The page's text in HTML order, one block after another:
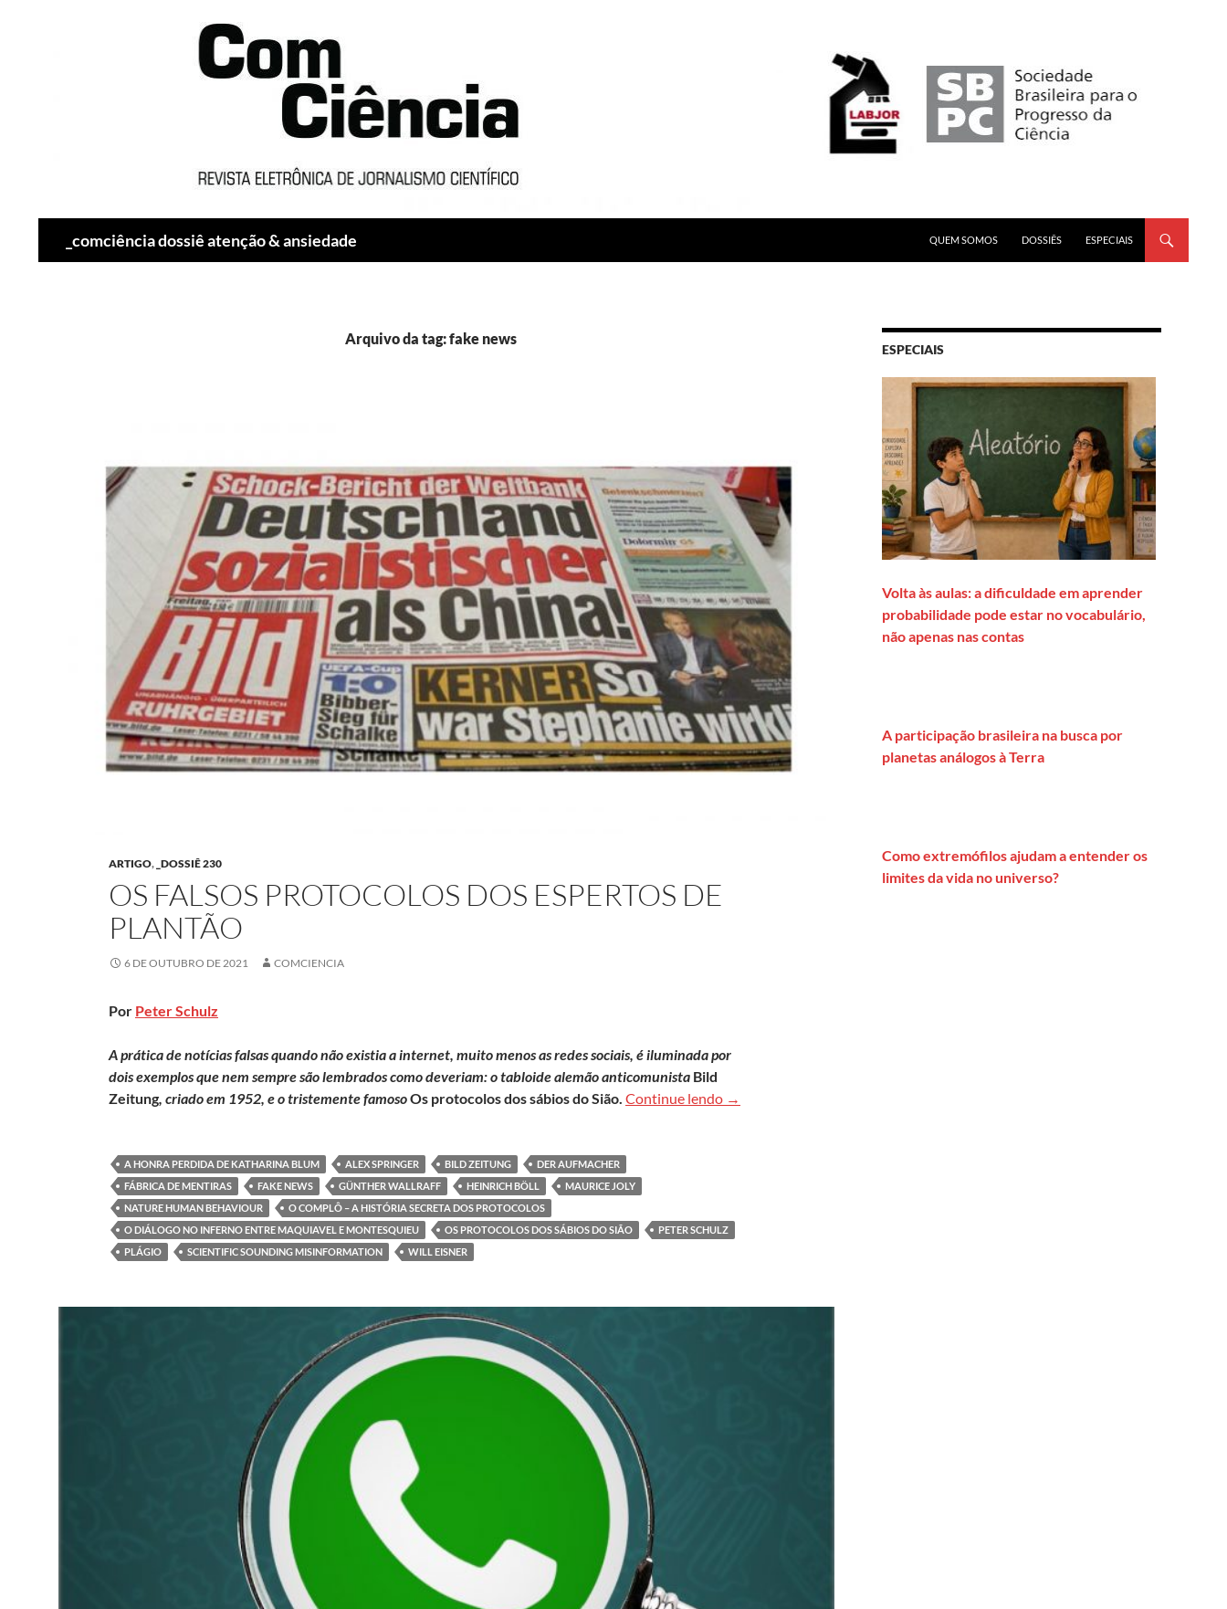
_comciência dossiê atenção & ansiedade
QUEM SOMOS
DOSSIÊS ESPECIAIS
Arquivo da tag: fake news
ARTIGO, _DOSSIÊ 230
OS FALSOS PROTOCOLOS DOS ESPERTOS DE
PLANTÃO
6 DE OUTUBRO DE 2021 COMCIENCIA
Por Peter Schulz
A prática de notícias falsas quando não existia a internet, muito menos as redes sociais, é iluminada por
dois exemplos que nem sempre são lembrados como deveriam: o tabloide alemão anticomunista Bild
Zeitung , criado em 1952, e o tristemente famosoOs protocolos dos sábios do Sião. Continue lendo Os falsos protocolos dos espertos de plantão
→
A HONRA PERDIDA DE KATHARINA BLUM ALEX SPRINGER BILD ZEITUNG
DER AUFMACHER
FÁBRICA DE MENTIRAS
FAKE NEWS GÜNTHER WALLRAFF HEINRICH BÖLL
MAURICE JOLY
NATURE HUMAN BEHAVIOUR
O COMPLÔ – A HISTÓRIA SECRETA DOS PROTOCOLOS
O DIÁLOGO NO INFERNO ENTRE MAQUIAVEL E MONTESQUIEU
OS PROTOCOLOS DOS SÁBIOS DO SIÃO
PETER SCHULZ
PLÁGIO
SCIENTIFIC SOUNDING MISINFORMATION WILL EISNER
ESPECIAIS
Volta às aulas: a dificuldade em aprender
probabilidade pode estar no vocabulário,
não apenas nas contas
A participação brasileira na busca por
planetas análogos à Terra
Como extremófilos ajudam a entender os
limites da vida no universo?